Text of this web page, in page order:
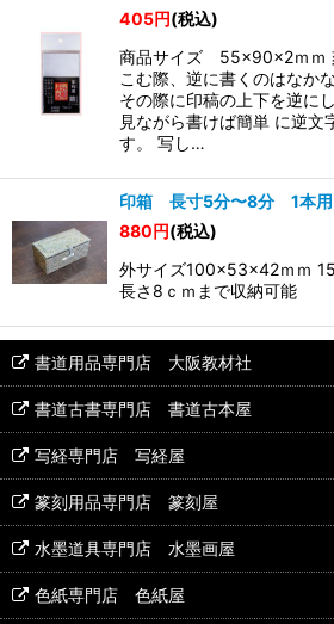
405円(税込)
商品サイズ 55×90×2ｍｍ
こむ際、逆に書くのはなか
その際に印稿の上下を逆に
見ながら書けば簡単 に逆文
す。 写し…
印箱 長寸5分〜8分 1本用
880円(税込)
外サイズ100×53×42ｍｍ
長さ8ｃｍまで収納可能
書道用品専門店 大阪教材社
書道古書専門店 書道古本屋
写経専門店 写経屋
篆刻用品専門店 篆刻屋
水墨道具専門店 水墨画屋
色紙専門店 色紙屋